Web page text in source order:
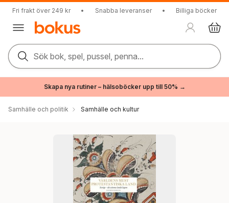
Fri frakt över 249 kr • Snabba leveranser • Billiga böcker
Sök bok, spel, pussel, penna...
Skapa nya rutiner – hälsoböcker upp till 50% →
Samhälle och politik Samhälle och kultur